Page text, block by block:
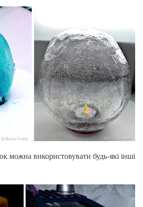
можна використовувати будь-які інші